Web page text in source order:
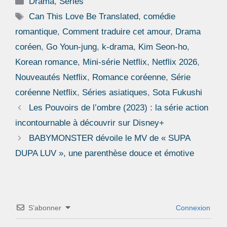
Étiquettes
Can This Love Be Translated,comédie
romantique, Comment traduire cet amour, Drama
coréen, Go Youn-jung, k-drama, Kim Seon-ho,
Korean romance, Mini-série Netflix, Netflix 2026,
Nouveautés Netflix, Romance coréenne, Série
coréenne Netflix, Séries asiatiques, Sota Fukushi
Les Pouvoirs de l’ombre (2023) : la série action
incontournable à découvrir sur Disney+
BABYMONSTER dévoile le MV de « SUPA
DUPA LUV », une parenthèse douce et émotive
S’abonner Connexion